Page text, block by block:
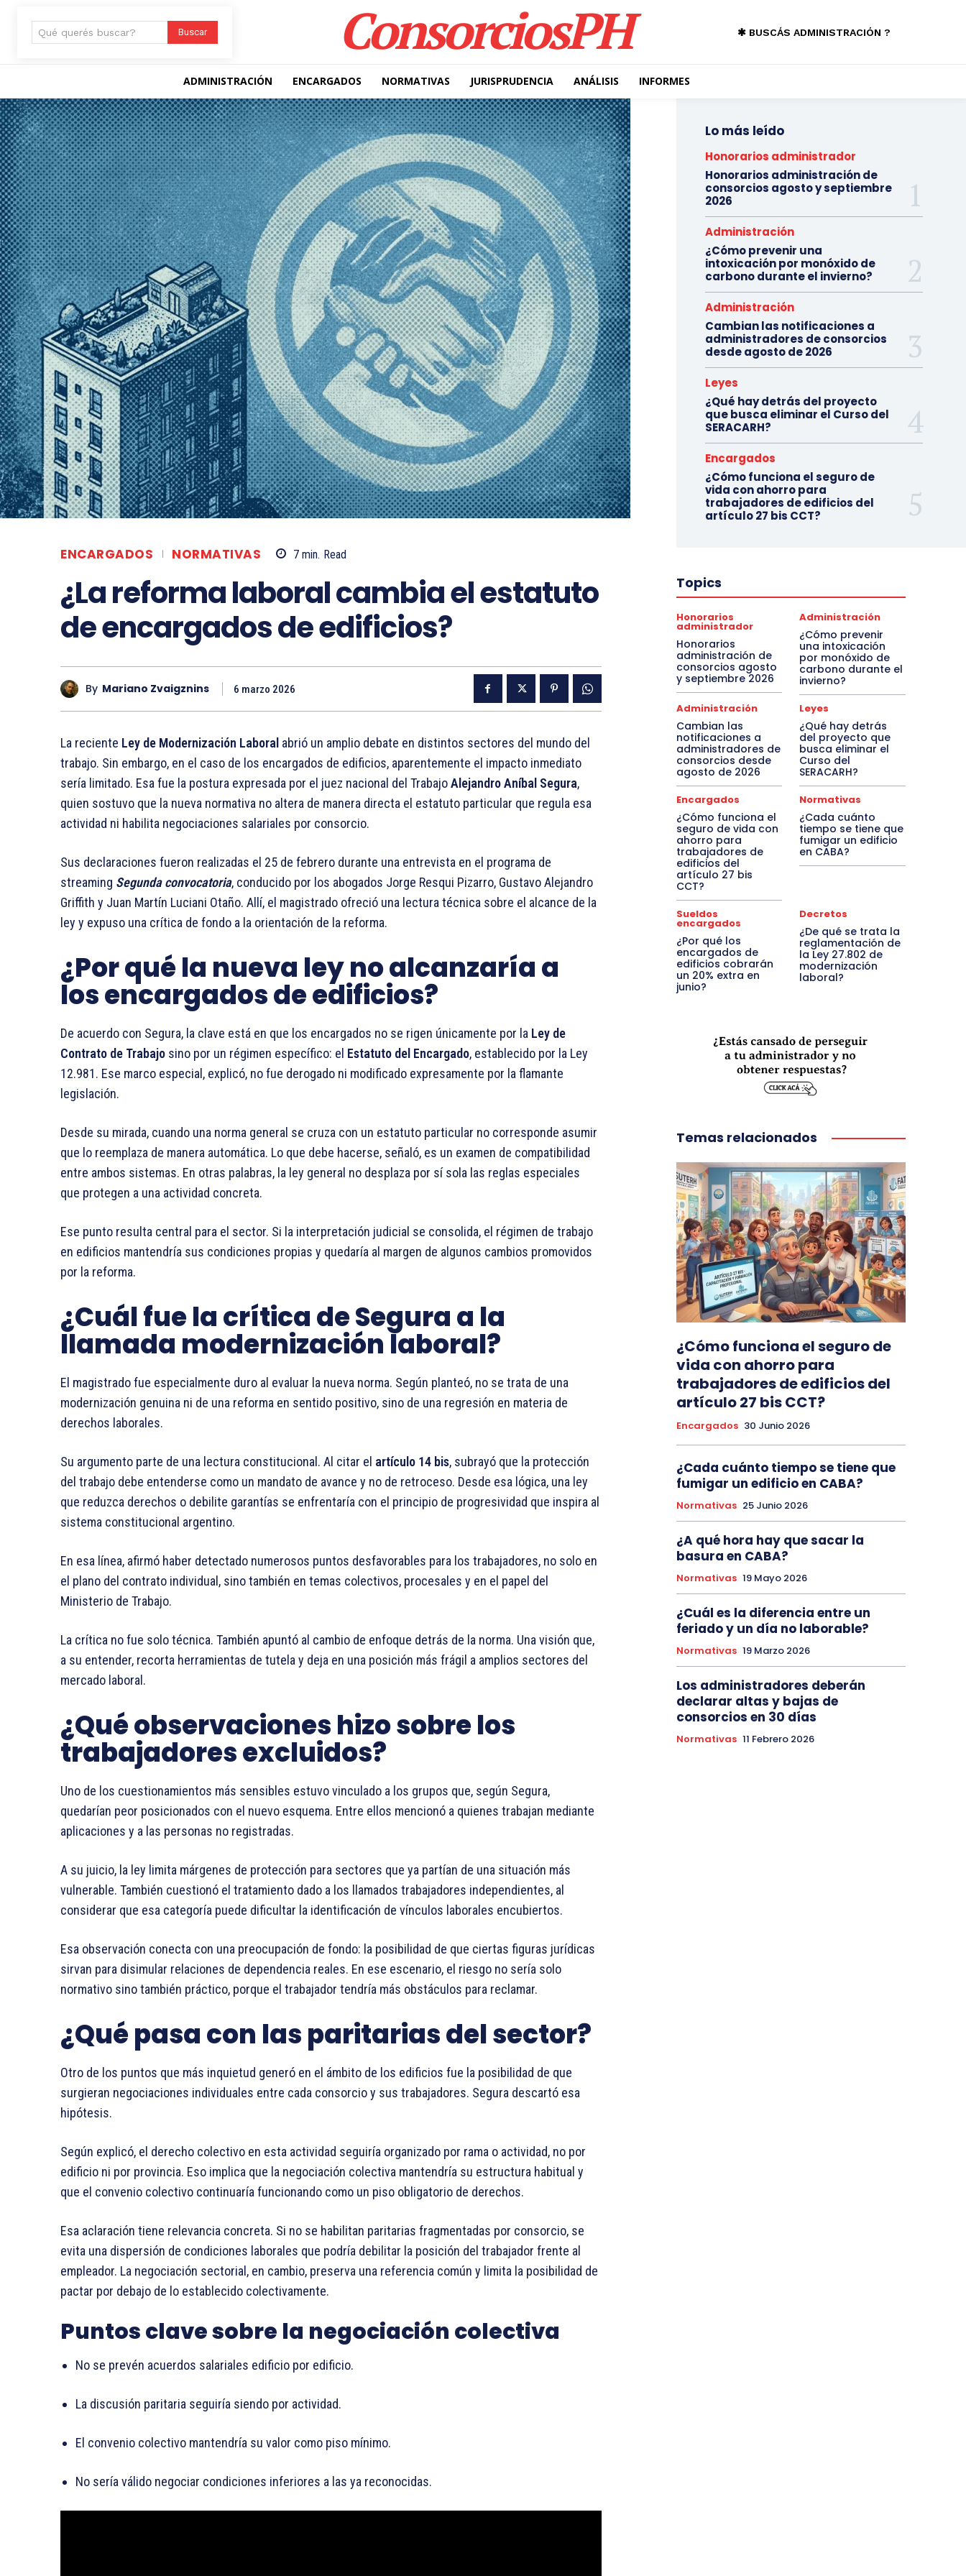
Qué querés buscar? Buscar ConsorciosPH ✱ BUSCÁS ADMINISTRACIÓN ?
ADMINISTRACIÓN ENCARGADOS NORMATIVAS JURISPRUDENCIA ANÁLISIS INFORMES
ENCARGADOS NORMATIVAS 7 min. Read
¿La reforma laboral cambia el estatuto
de encargados de edificios?
By Mariano Zvaigznins 6 marzo 2026
La reciente Ley de Modernización Laboral abrió un amplio debate en distintos sectores del mundo del
trabajo. Sin embargo, en el caso de los encargados de edificios, aparentemente el impacto inmediato
sería limitado. Esa fue la postura expresada por el juez nacional del TrabajoAlejandro Aníbal Segura,
quien sostuvo que la nueva normativa no altera de manera directa el estatuto particular que regula esa
actividad ni habilita negociaciones salariales por consorcio.
Sus declaraciones fueron realizadas el 25 de febrero durante una entrevista en el programa de
streaming Segunda convocatoria, conducido por los abogados Jorge Resqui Pizarro, Gustavo Alejandro
Griffith y Juan Martín Luciani Otaño. Allí, el magistrado ofreció una lectura técnica sobre el alcance de la
ley y expuso una crítica de fondo a la orientación de la reforma.
¿Por qué la nueva ley no alcanzaría a
los encargados de edificios?
De acuerdo con Segura, la clave está en que los encargados no se rigen únicamente por la Ley de
Contrato de Trabajo sino por un régimen específico: el Estatuto del Encargado, establecido por la Ley
12.981. Ese marco especial, explicó, no fue derogado ni modificado expresamente por la flamante
legislación.
Desde su mirada, cuando una norma general se cruza con un estatuto particular no corresponde asumir
que lo reemplaza de manera automática. Lo que debe hacerse, señaló, es un examen de compatibilidad
entre ambos sistemas. En otras palabras, la ley general no desplaza por sí sola las reglas especiales
que protegen a una actividad concreta.
Ese punto resulta central para el sector. Si la interpretación judicial se consolida, el régimen de trabajo
en edificios mantendría sus condiciones propias y quedaría al margen de algunos cambios promovidos
por la reforma.
¿Cuál fue la crítica de Segura a la
llamada modernización laboral?
El magistrado fue especialmente duro al evaluar la nueva norma. Según planteó, no se trata de una
modernización genuina ni de una reforma en sentido positivo, sino de una regresión en materia de
derechos laborales.
Su argumento parte de una lectura constitucional. Al citar el artículo 14 bis, subrayó que la protección
del trabajo debe entenderse como un mandato de avance y no de retroceso. Desde esa lógica, una ley
que reduzca derechos o debilite garantías se enfrentaría con el principio de progresividad que inspira al
sistema constitucional argentino.
En esa línea, afirmó haber detectado numerosos puntos desfavorables para los trabajadores, no solo en
el plano del contrato individual, sino también en temas colectivos, procesales y en el papel del
Ministerio de Trabajo.
La crítica no fue solo técnica. También apuntó al cambio de enfoque detrás de la norma. Una visión que,
a su entender, recorta herramientas de tutela y deja en una posición más frágil a amplios sectores del
mercado laboral.
¿Qué observaciones hizo sobre los
trabajadores excluidos?
Uno de los cuestionamientos más sensibles estuvo vinculado a los grupos que, según Segura,
quedarían peor posicionados con el nuevo esquema. Entre ellos mencionó a quienes trabajan mediante
aplicaciones y a las personas no registradas.
A su juicio, la ley limita márgenes de protección para sectores que ya partían de una situación más
vulnerable. También cuestionó el tratamiento dado a los llamados trabajadores independientes, al
considerar que esa categoría puede dificultar la identificación de vínculos laborales encubiertos.
Esa observación conecta con una preocupación de fondo: la posibilidad de que ciertas figuras jurídicas
sirvan para disimular relaciones de dependencia reales. En ese escenario, el riesgo no sería solo
normativo sino también práctico, porque el trabajador tendría más obstáculos para reclamar.
¿Qué pasa con las paritarias del sector?
Otro de los puntos que más inquietud generó en el ámbito de los edificios fue la posibilidad de que
surgieran negociaciones individuales entre cada consorcio y sus trabajadores. Segura descartó esa
hipótesis.
Según explicó, el derecho colectivo en esta actividad seguiría organizado por rama o actividad, no por
edificio ni por provincia. Eso implica que la negociación colectiva mantendría su estructura habitual y
que el convenio colectivo continuaría funcionando como un piso obligatorio de derechos.
Esa aclaración tiene relevancia concreta. Si no se habilitan paritarias fragmentadas por consorcio, se
evita una dispersión de condiciones laborales que podría debilitar la posición del trabajador frente al
empleador. La negociación sectorial, en cambio, preserva una referencia común y limita la posibilidad de
pactar por debajo de lo establecido colectivamente.
Puntos clave sobre la negociación colectiva
No se prevén acuerdos salariales edificio por edificio.
La discusión paritaria seguiría siendo por actividad.
El convenio colectivo mantendría su valor como piso mínimo.
No sería válido negociar condiciones inferiores a las ya reconocidas.
Lo más leído
Honorarios administrador
Honorarios administración de
consorcios agosto y septiembre
2026
Administración
¿Cómo prevenir una
intoxicación por monóxido de
carbono durante el invierno?
Administración
Cambian las notificaciones a
administradores de consorcios
desde agosto de 2026
Leyes
¿Qué hay detrás del proyecto
que busca eliminar el Curso del
SERACARH?
Encargados
¿Cómo funciona el seguro de
vida con ahorro para
trabajadores de edificios del
artículo 27 bis CCT?
Topics
Honorarios
administrador
Honorarios
administración de
consorcios agosto
y septiembre 2026
Administración
¿Cómo prevenir
una intoxicación
por monóxido de
carbono durante el
invierno?
Administración
Cambian las
notificaciones a
administradores de
consorcios desde
agosto de 2026
Leyes
¿Qué hay detrás
del proyecto que
busca eliminar el
Curso del
SERACARH?
Encargados
¿Cómo funciona el
seguro de vida con
ahorro para
trabajadores de
edificios del
artículo 27 bis
CCT?
Normativas
¿Cada cuánto
tiempo se tiene que
fumigar un edificio
en CABA?
Sueldos
encargados
¿Por qué los
encargados de
edificios cobrarán
un 20% extra en
junio?
Decretos
¿De qué se trata la
reglamentación de
la Ley 27.802 de
modernización
laboral?
Temas relacionados
¿Cómo funciona el seguro de
vida con ahorro para
trabajadores de edificios del
artículo 27 bis CCT?
Encargados 30 Junio 2026
¿Cada cuánto tiempo se tiene que
fumigar un edificio en CABA?
Normativas 25 Junio 2026
¿A qué hora hay que sacar la
basura en CABA?
Normativas 19 Mayo 2026
¿Cuál es la diferencia entre un
feriado y un día no laborable?
Normativas 19 Marzo 2026
Los administradores deberán
declarar altas y bajas de
consorcios en 30 días
Normativas 11 Febrero 2026